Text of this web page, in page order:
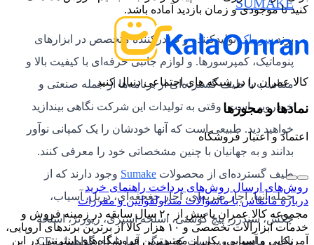
برندسوماکتولیدکننده و صادرکننده متخصص در ابزارهای
پنوماتیک، کمپرسورها. و لوازم جانبی حرفه‌ای با کیفیت بالا و
متناسب با طیف گسترده‌ای از برنامه‌ها از جمله صنعتی و
خودرویی است. وقتی به تولیدات این شرکت نگاهی بیندازید
خواهید دید. طبیعی است که آنها خودشان را یک کمپانی نوآور
بدانند و به جهانیان با چنین مشخصاتی خود را معرفی کنند.
طیف گسترده‌ای از محصولات Sumake وجود دارند که از
جمله آنها، آچار ضربه‌ای، آچار جغجغه‌ای، دریل، آسیاب،
چکش، سندرز، پیچ گوشتی، اسلحه اسپری، ریورتر، اسلحه
ناخن، ماسوره و... است که همگی آنها دارای گواهینامهCE
کنید تا موجودی و زمان بازدید آماده باشد.
کالا عمران را در شبکه های اجتماعی دنبال کنید
نمادها و مجوزها
اعتماد و اعتبار فروشگاه
روش‌های ارسال روش‌های پرداخت راهنمای خرید
درباره ماتماس با ماسوالات متداولقوانین و مقررات
مجموعه کالا عمران با بیش از ۲۰ سال سابقه در زمینه فروش و
خدمات ابزارآلات تخصصی و ۱۰ هزار کالا از برترین برندهای اروپایی،
آمریکایی و آسیایی، یکی از معتبرترین فروشگاه‌های اینترنتی در این